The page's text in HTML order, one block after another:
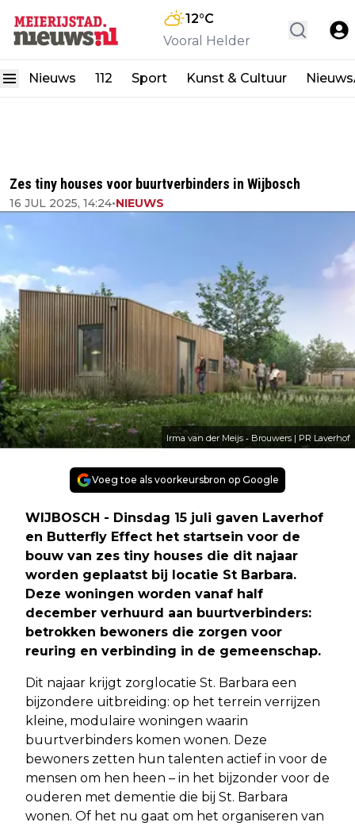
12°C
Vooral Helder
Nieuws 112 Sport Kunst & Cultuur
Zes tiny houses voor buurtverbinders in Wijbosch
16 JUL 2025, 14:24•NIEUWS
Irma van der Meijs ‑ Brouwers | PR Laverhof
Voeg toe als voorkeursbron op Google
WIJBOSCH - Dinsdag 15 juli gaven Laverhof
en Butterfly Effect het startsein voor de
bouw van zes tiny houses die dit najaar
worden geplaatst bij locatie St Barbara.
Deze woningen worden vanaf half
december verhuurd aan buurtverbinders:
betrokken bewoners die zorgen voor
reuring en verbinding in de gemeenschap.
Dit najaar krijgt zorglocatie St. Barbara een
bijzondere uitbreiding: op het terrein verrijzen
kleine, modulaire woningen waarin
buurtverbinders komen wonen. Deze
bewoners zetten hun talenten actief in voor de
mensen om hen heen – in het bijzonder voor de
ouderen met dementie die bij St. Barbara
wonen. Of het nu gaat om het organiseren van